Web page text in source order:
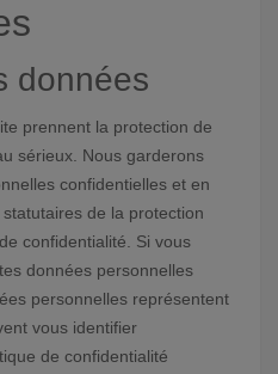
données
prennent la protection de
sérieux. Nous garderons
confidentielles et en
de la protection
confidentialité. Si vous
données personnelles
personnelles représentent
vous identifier
de confidentialité